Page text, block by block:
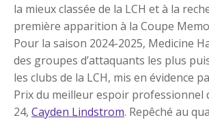
la mieux classée de la LCH et à la
première apparition à la Coupe
Pour la saison 2024-2025, Medicine
des groupes d’attaquants les plus
les clubs de la LCH, mis en évidence
Prix du meilleur espoir professionnel
24, Cayden Lindstrom. Repêché au